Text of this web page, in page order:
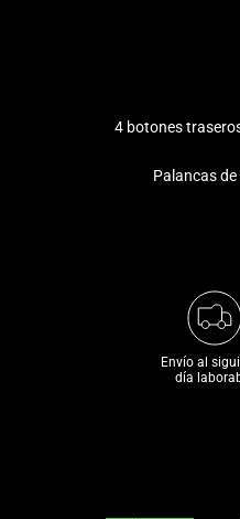
4 botones
Palancas
Envío al
día